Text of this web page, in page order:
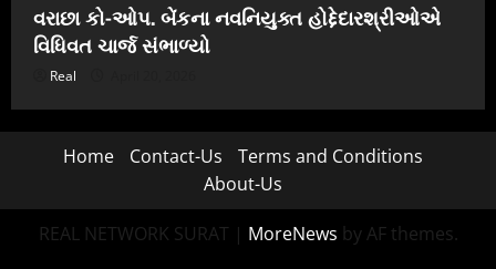
વરાછા કો-ઓપ. બેંકના નવનિયુક્ત હોદ્દેદારશ્રીઓએ
વિધિવત ચાર્જ સંભાળ્યો
Real
Home Contact-Us
Terms and Conditions
About-Us
REAL NETWORK SURAT | MoreNews by AF themes.